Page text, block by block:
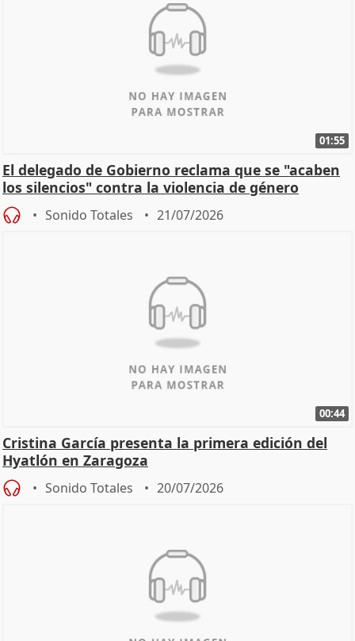
01:55
El delegado de Gobierno reclama que se "acaben
los silencios" contra la violencia de género
Sonido Totales 21/07/2026
00:44
Cristina García presenta la primera edición del
Hyatlón en Zaragoza
Sonido Totales 20/07/2026